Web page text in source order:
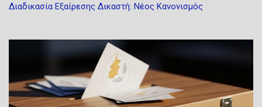
Διαδικασία Εξαίρεσης Δικαστή: Νέος Κανονισμός